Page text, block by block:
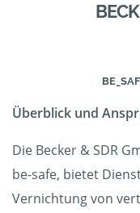
Überblick und
Die Becker & SDR
be-safe, bietet
Vernichtung von